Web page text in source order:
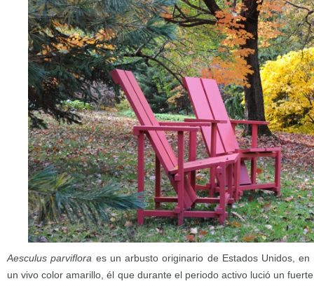
Aesculus parviflora es un arbusto originario de Estados Unidos,
un vivo color amarillo, él que durante el periodo activo lució un